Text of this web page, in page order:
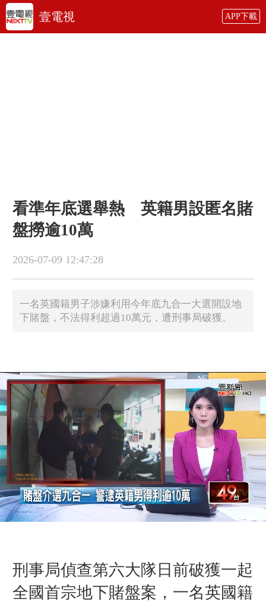
壹電視 APP下載
看準年底選舉熱 英籍男設匿名賭
盤撈逾10萬
2026-07-09 12:47:28
一名英國籍男子涉嫌利用今年底九合一大選開設地
下賭盤，不法得利超過10萬元，遭刑事局破獲。
刑事局偵查第六大隊 日前破獲一起
全國首宗地下賭盤案，一名英國籍